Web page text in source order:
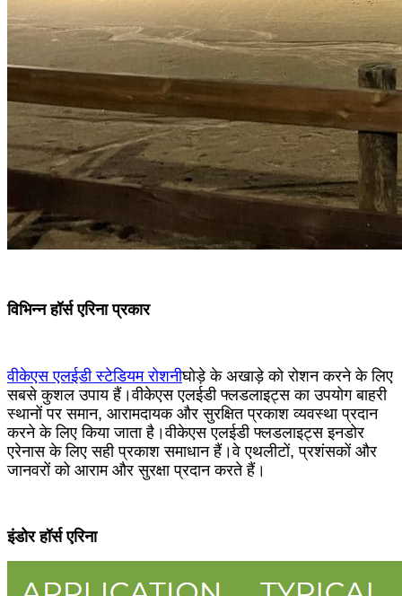
विभिन्न हॉर्स एरिना प्रकार
वीकेएस एलईडी स्टेडियम रोशनीघोड़े के अखाड़े को रोशन करने के लिए
सबसे कुशल उपाय हैं।वीकेएस एलईडी फ्लडलाइट्स का उपयोग बाहरी
स्थानों पर समान, आरामदायक और सुरक्षित प्रकाश व्यवस्था प्रदान
करने के लिए किया जाता है।वीकेएस एलईडी फ्लडलाइट्स इनडोर
एरेनास के लिए सही प्रकाश समाधान हैं।वे एथलीटों, प्रशंसकों और
जानवरों को आराम और सुरक्षा प्रदान करते हैं।
इंडोर हॉर्स एरिना